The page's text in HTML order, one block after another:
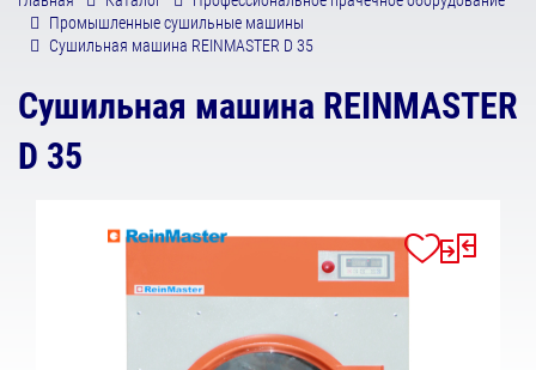
Промышленные сушильные машины
Сушильная машина REINMASTER D 35
Сушильная машина REINMASTER
D 35